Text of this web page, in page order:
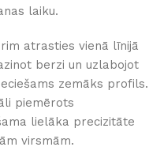
laiku.
atrasties vienā līnijā
berzi un uzlabojot
zemāks profils.
piemērots
lielāka precizitāte
virsmām.